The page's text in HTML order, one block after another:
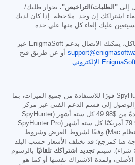
إلى "الطلبات/التراخيص". بجوار طلبك/
اشتراكك إن وجد. ملاحظة: إذا كان لديك
عليك إلغاء كل منها على حدة.
في حال وجود أي أسئلة أو مشاكل، يمكنك الاتصال بدعم EnigmaSoft عبر
أو عن طريق فتح
.
يمكنك أيضًا الاشتراك في SpyHunter فورًا للاستفادة من جميع الميزات، بما
إلى قسم الدعم الفني عبر مركز
من $49.98
كل ستة أشهر (SpyHunter
أمريكيًا كل ستة أشهر (SpyHunter Pro
لنظام Windows/SpyHunter لنظام Mac) وفقًا لشروط العرض وشروط
هنا كمرجع؛ قد تختلف الأسعار حسب البلد
شراء). سيتم تجديد اشتراكك تلقائيًا بالرسوم
ولمدة الاشتراك نفسها أو كما هو